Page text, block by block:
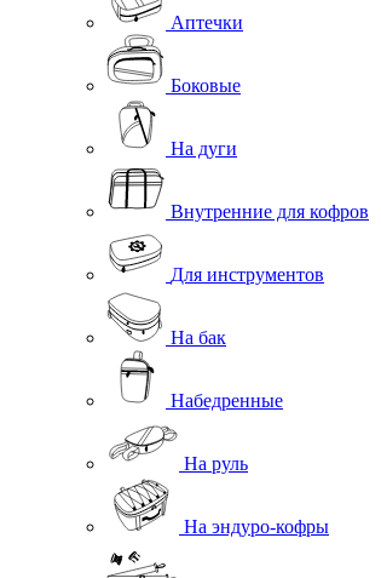
Аптечки
Боковые
На дуги
Внутренние для кофров
Для инструментов
На бак
Набедренные
На руль
На эндуро-кофры